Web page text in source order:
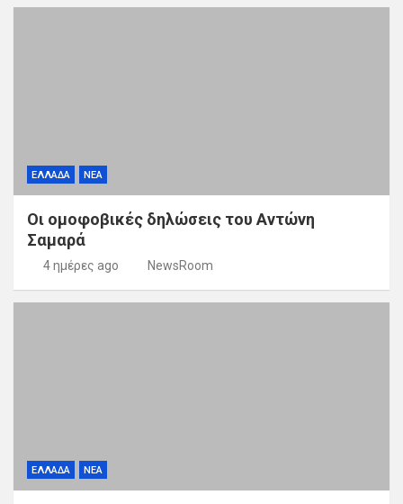
ΕΛΛΑΔΑ ΝΕΑ
Οι ομοφοβικές δηλώσεις του Αντώνη
Σαμαρά
4 ημέρες ago NewsRoom
ΕΛΛΑΔΑ ΝΕΑ